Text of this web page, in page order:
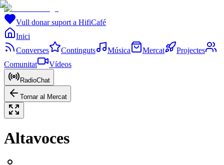
Vull donar suport a HifiCafé
Inici
Converses
Continguts Música Mercat
Projectes
Comunitat
Vídeos
RadioChat
Tornar al Mercat
Altavoces